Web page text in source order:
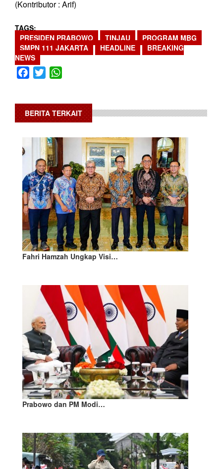
(Kontributor : Arif)
TAGS
PRESIDEN PRABOWO
TINJAU
PROGRAM MBG
SMPN 111 JAKARTA
HEADLINE
BREAKING
NEWS
Facebook
Twitter
BERITA TERKAIT
Fahri Hamzah Ungkap Visi…
Prabowo dan PM Modi…